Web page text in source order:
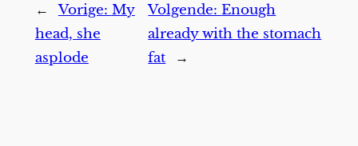
← Vorige: My
head, she
asplode
Volgende:Enough
already with the stomach
fat
→